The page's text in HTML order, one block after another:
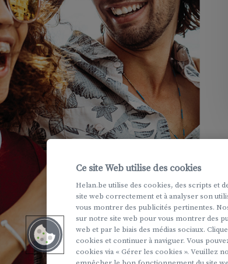
Ce site Web utilise des cookies
Helan.be utilise des cookies, des scripts et
site web correctement et à analyser son
vous montrer des publicités pertinentes.
sur notre site web pour vous montrer des
web et par le biais des médias sociaux.
cookies et continuer à naviguer. Vous
cookies via « Gérer les cookies ». Veuillez